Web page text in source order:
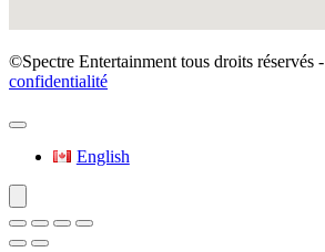
©Spectre Entertainment tous droits réservés -
confidentialité
English